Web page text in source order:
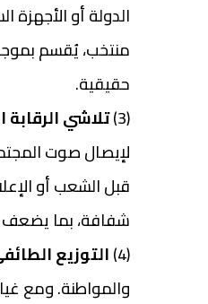
الدولة أو الأجهزة
منتخب، يُقسم
حقيقية.
(3) تلاشي الرقابة
لإيصال صوت
قبل الشعب أو
شفافة، بما يضعف
(4)
التوزيع
والمواطنة. ومع